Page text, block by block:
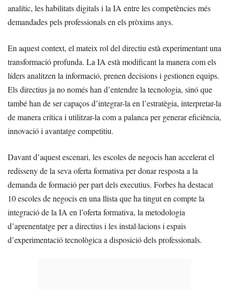
analític, les habilitats digitals i la IA entre les competències més
demandades pels professionals en els pròxims anys.
En aquest context, el mateix rol del directiu està experimentant una
transformació profunda. La IA està modificant la manera com els
líders analitzen la informació, prenen decisions i gestionen equips.
Els directius ja no només han d’entendre la tecnologia, sinó que
també han de ser capaços d’integrar-la en l’estratègia, interpretar-la
de manera crítica i utilitzar-la com a palanca per generar eficiència,
innovació i avantatge competitiu.
Davant d’aquest escenari, les escoles de negocis han accelerat el
redisseny de la seva oferta formativa per donar resposta a la
demanda de formació per part dels executius. Forbes ha destacat
10 escoles de negocis en una llista que ha tingut en compte la
integració de la IA en l’oferta formativa, la metodologia
d’aprenentatge per a directius i les instal·lacions i espais
d’experimentació tecnològica a disposició dels professionals.